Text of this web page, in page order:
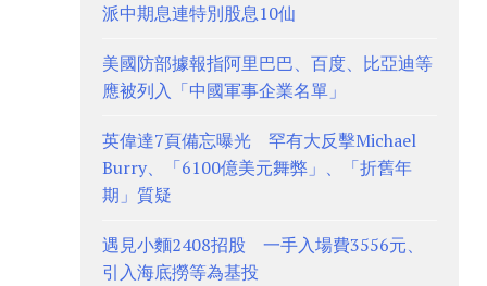
派中期息連特別股息10仙
美國防部據報指阿里巴巴、百度、比亞迪等
應被列入「中國軍事企業名單」
英偉達7頁備忘曝光 罕有大反擊Michael
Burry、「6100億美元舞弊」、「折舊年
期」質疑
遇見小麵2408招股 一手入場費3556元、
引入海底撈等為基投